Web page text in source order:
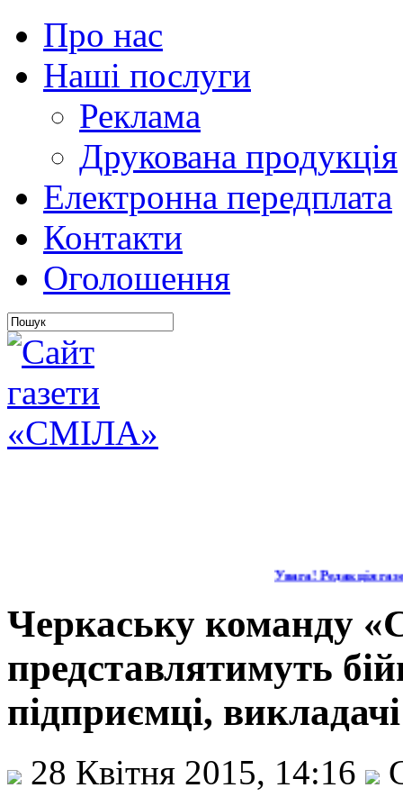
Про нас
Наші послуги
Реклама
Друкована продукція
Електронна передплата
Контакти
Оголошення
Увага! Редакція
Черкаську команду
представлятимуть
підприємці, викладачі
28 Квітня 2015, 14:16